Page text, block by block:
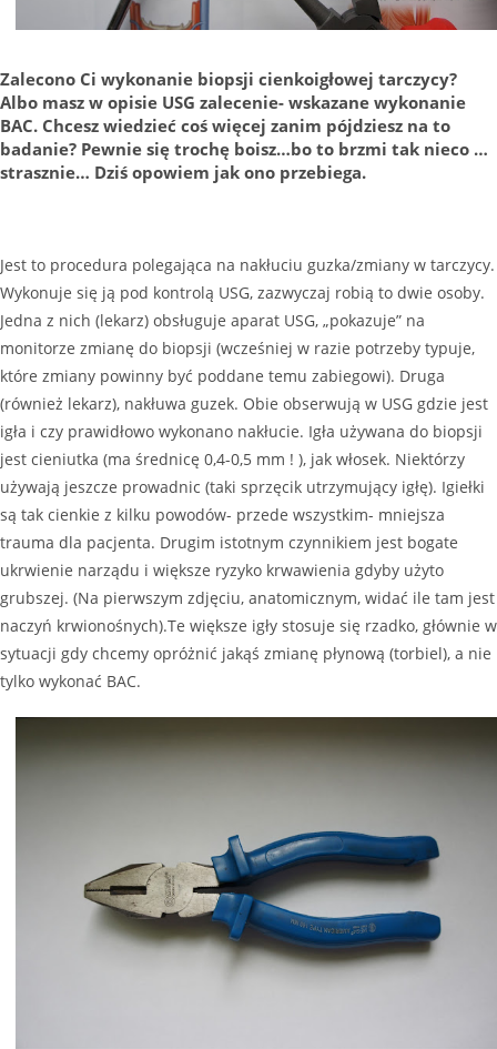
Zalecono Ci wykonanie biopsji cienkoigłowej tarczycy?
Albo masz w opisie USG zalecenie- wskazane wykonanie
BAC. Chcesz wiedzieć coś więcej zanim pójdziesz na to
badanie? Pewnie się trochę boisz…bo to brzmi tak nieco …
strasznie… Dziś opowiem jak ono przebiega.
Jest to procedura polegająca na nakłuciu guzka/zmiany w tarczycy.
Wykonuje się ją pod kontrolą USG, zazwyczaj robią to dwie osoby.
Jedna z nich (lekarz) obsługuje aparat USG, „pokazuje” na
monitorze zmianę do biopsji (wcześniej w razie potrzeby typuje,
które zmiany powinny być poddane temu zabiegowi). Druga
(również lekarz), nakłuwa guzek. Obie obserwują w USG gdzie jest
igła i czy prawidłowo wykonano nakłucie. Igła używana do biopsji
jest cieniutka (ma średnicę 0,4-0,5 mm ! ), jak włosek. Niektórzy
używają jeszcze prowadnic (taki sprzęcik utrzymujący igłę). Igiełki
są tak cienkie z kilku powodów- przede wszystkim- mniejsza
trauma dla pacjenta. Drugim istotnym czynnikiem jest bogate
ukrwienie narządu i większe ryzyko krwawienia gdyby użyto
grubszej. (Na pierwszym zdjęciu, anatomicznym, widać ile tam jest
naczyń krwionośnych).Te większe igły stosuje się rzadko, głównie w
sytuacji gdy chcemy opróżnić jakąś zmianę płynową (torbiel), a nie
tylko wykonać BAC.